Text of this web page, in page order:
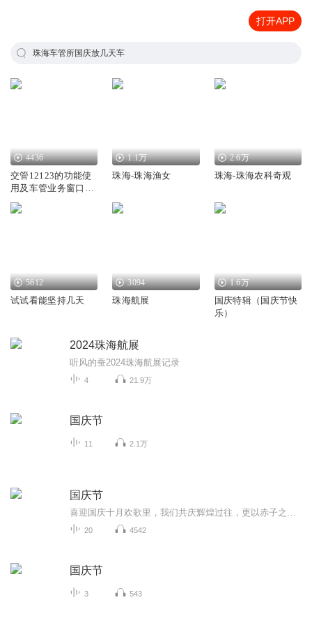
打开APP
珠海车管所国庆放几天车
4436
交管12123的功能使
用及车管业务窗口办
理流程
1.1万
珠海-珠海渔女
2.6万
珠海-珠海农科奇观
5612
试试看能坚持几天
3094
珠海航展
1.6万
国庆特辑（国庆节快
乐）
2024珠海航展
听风的蚕2024珠海航展记录
4 21.9万
国庆节
11 2.1万
国庆节
20 4542
国庆节
3 543